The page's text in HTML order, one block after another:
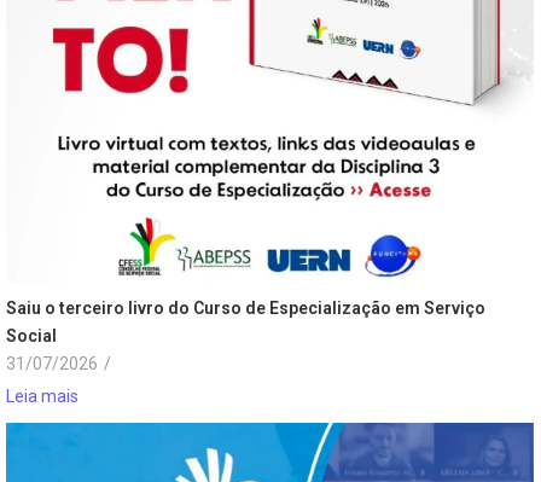
Saiu o terceiro livro do Curso de Especialização em Serviço
Social
31/07/2026 /
Leia mais